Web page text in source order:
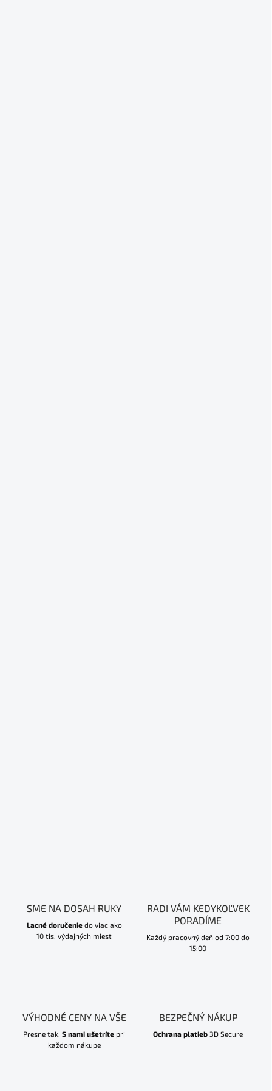
SME NA DOSAH RUKY
Lacné doručeniedo viac ako
10 tis. výdajných miest
RADI VÁM KEDYKOĽVEK
PORADÍME
Každý pracovný deň od 7:00 do
15:00
VÝHODNÉ CENY NA VŠE
Presne tak. S nami ušetríte pri
každom nákupe
BEZPEČNÝ NÁKUP
Ochrana platieb 3D Secure